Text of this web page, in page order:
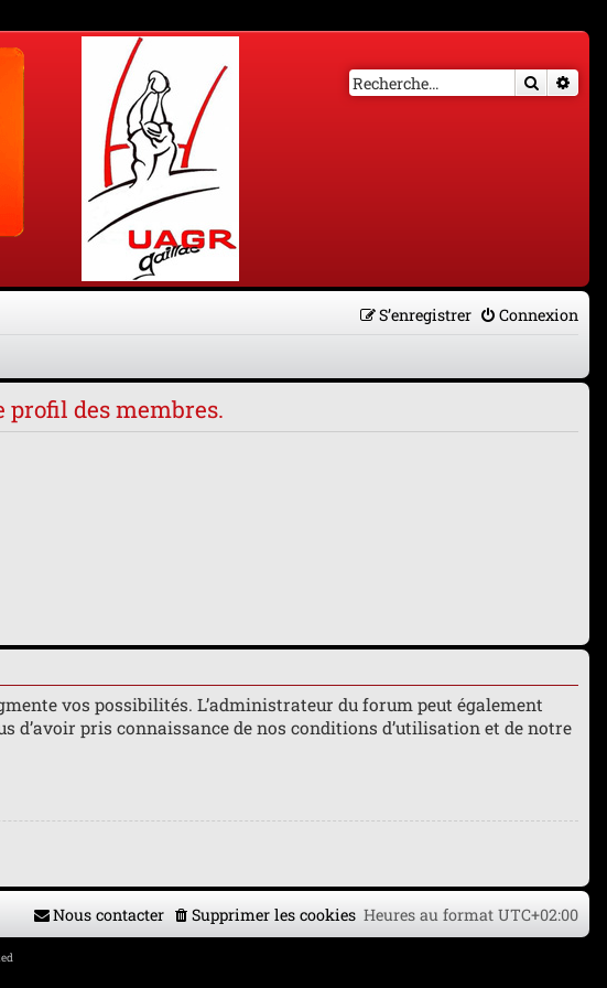
Connexion
S’enregistrer
profil des membres.
vos possibilités. L’administrateur du forum peut également
d’avoir pris connaissance de nos conditions d’utilisation et de notre
Heures au format UTC+02:00
Supprimer les cookies
Nous contacter